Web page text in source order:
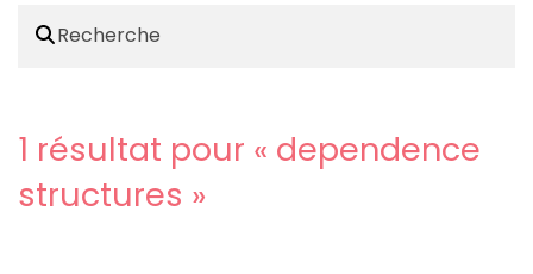
1 résultat pour « dependence
structures »